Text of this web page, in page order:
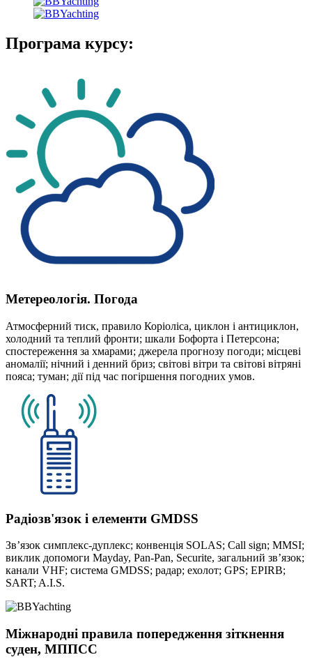
Програма курсу:
Метереологія. Погода
Атмосферний тиск, правило Коріоліса, циклон і антициклон,
холодний та теплий фронти; шкали Бофорта і Петерсона;
спостереження за хмарами; джерела прогнозу погоди; місцеві
аномалії; нічний і денний бриз; світові вітри та світові вітряні
пояса; туман; дії під час погіршення погодних умов.
Радіозв'язок і елементи GMDSS
Зв’язок симплекс-дуплекс; конвенція SOLAS; Call sign; MMSI;
виклик допомоги Mayday, Pan-Pan, Securite, загальний зв’язок;
канали VHF; система GMDSS; радар; ехолот; GPS; EPIRB;
SART; A.I.S.
Міжнародні правила попередження зіткнення
суден, МППСС